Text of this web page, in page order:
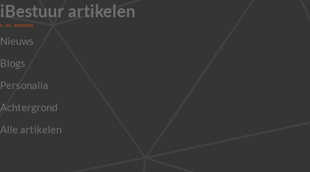
iBestuur artikelen
Nieuws
Blogs
Personalia
Achtergrond
Alle artikelen